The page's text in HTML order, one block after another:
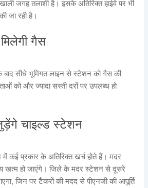
जगह तलाशी है। इसके अतिरिक्त हाईवे पर भी
जा रही है।
गैस
बाद सीधे भूमिगत लाइन से स्टेशन को गैस की
को और ज्यादा सस्ती दरों पर उपलब्ध हो
चाइल्ड स्टेशन
कई प्रकार के अतिरिक्त खर्च होते हैं। मदर
खत्म हो जाएंगे। जिले के मदर स्टेशन से दूसरे
जिन पर टैंकरों की मदद से पीएनजी की आपूर्ति